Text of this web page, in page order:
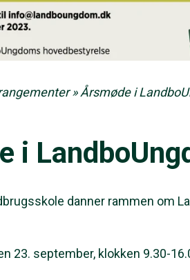
»Årsmøde i
i
danner rammen om
23. september, klokken 9.30-